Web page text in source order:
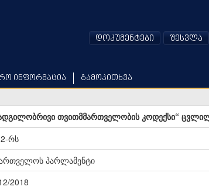
ინფორმაცია გამოკითხვა
დოკუმენტები შესვლა
თვითმმართველობის კოდექსი“
რს
პარლამენტი
2018